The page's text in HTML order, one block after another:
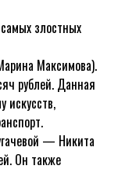
злостных
Максимова).
рублей. Данная
искусств,
— Никита
Он также